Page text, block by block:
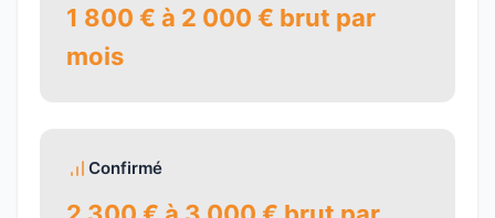
1 800 € à 2 000 € brut par
mois
Confirmé